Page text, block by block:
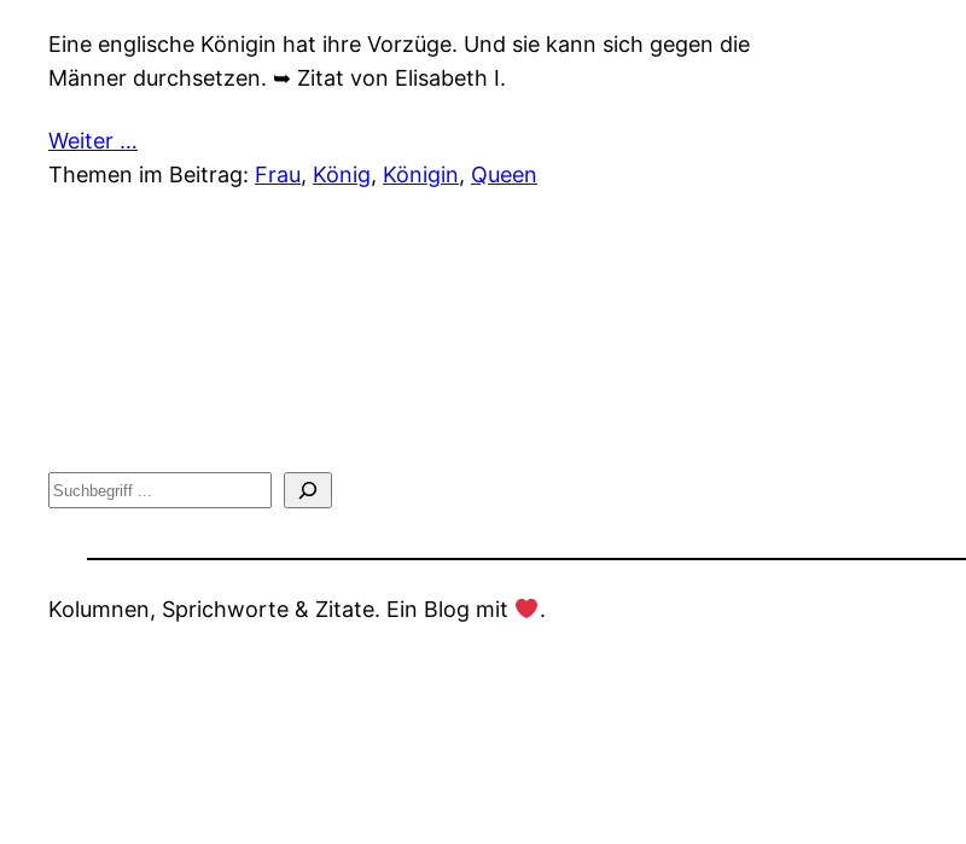
Eine englische Königin hat ihre Vorzüge. Und sie kann sich gegen die
Männer durchsetzen. ➥ Zitat von Elisabeth I.
Weiter …
Themen im Beitrag: Frau, König, Königin, Queen
Suche
Kolumnen, Sprichworte & Zitate. Ein Blog mit .